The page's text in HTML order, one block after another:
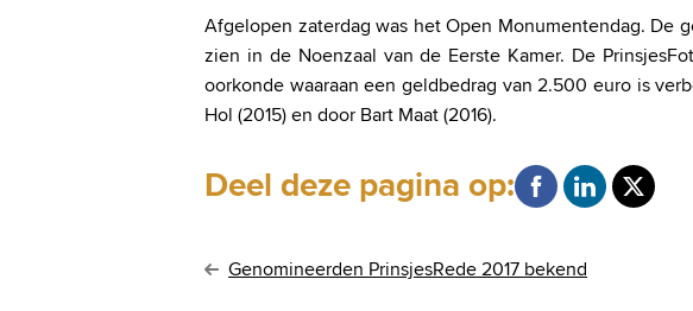
Afgelopen zaterdag was het Open Monumentendag. De
zien in de Noenzaal van de Eerste Kamer. De
oorkonde waaraan een geldbedrag van 2.500 euro is
Hol (2015) en door Bart Maat (2016).
Deel deze pagina op:
BGenomineerden PrinsjesRede 2017 bekend